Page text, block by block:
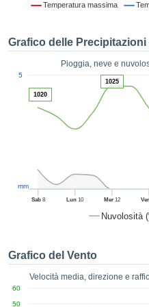
per
senza
clic sul
ACCETTA
CONTINUA
Temperatura massima
Grafico delle
Pioggia, neve e
Nuvolosità
Sab8 Lun 10 Mer12
5
mm
1020
1025
Grafico del Vento
Velocità media, direzione e
50
60